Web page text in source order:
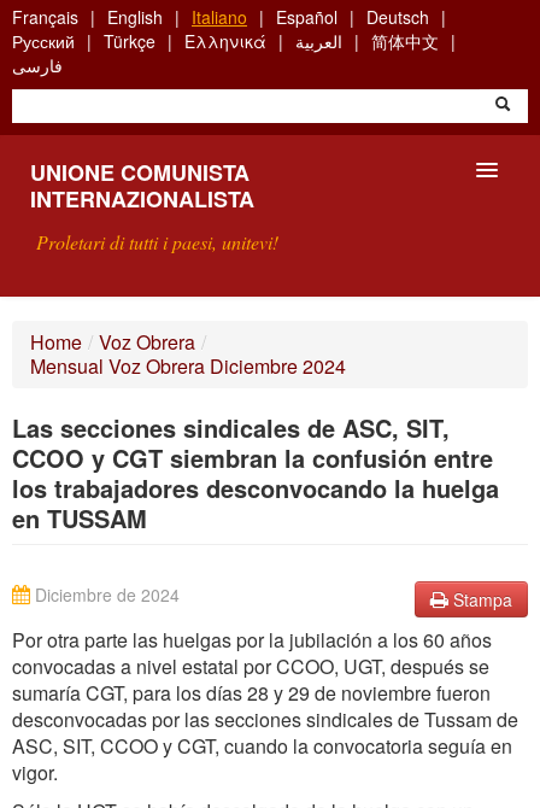
Skip
to
main
content
Français English Italiano Español
Deutsch
Русский
Türkçe Ελληνικά العربية
简体中文
فارسی
UNIONE COMUNISTA
INTERNAZIONALISTA
Proletari di tutti i paesi, unitevi!
COS'È L'UCI ?
RICERCA
SCRIVETECI
Home / Voz Obrera /
Mensual Voz Obrera Diciembre 2024
Las secciones sindicales de ASC, SIT,
CCOO y CGT siembran la confusión entre
los trabajadores desconvocando la huelga
en TUSSAM
Stampa
Diciembre de 2024
Por otra parte las huelgas por la jubilación a los 60 años
convocadas a nivel estatal por CCOO, UGT, después se
sumaría CGT, para los días 28 y 29 de noviembre fueron
desconvocadas por las secciones sindicales de Tussam de
ASC, SIT, CCOO y CGT, cuando la convocatoria seguía en
vigor.